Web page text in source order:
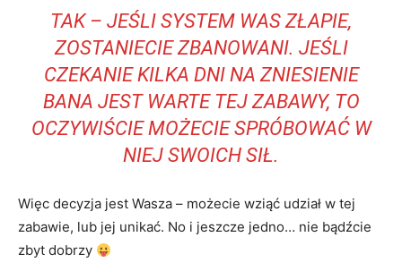
TAK – JEŚLI SYSTEM WAS ZŁAPIE,
ZOSTANIECIE ZBANOWANI. JEŚLI
CZEKANIE KILKA DNI NA ZNIESIENIE
BANA JEST WARTE TEJ ZABAWY, TO
OCZYWIŚCIE MOŻECIE SPRÓBOWAĆ W
NIEJ SWOICH SIŁ.
Więc decyzja jest Wasza – możecie wziąć udział w tej
zabawie, lub jej unikać. No i jeszcze jedno… nie bądźcie
zbyt dobrzy